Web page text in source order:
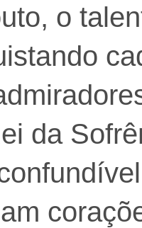
o
da